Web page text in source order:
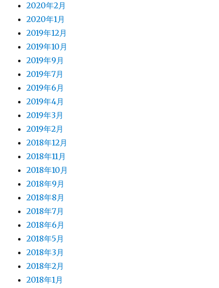
2020年2月
2020年1月
2019年12月
2019年10月
2019年9月
2019年7月
2019年6月
2019年4月
2019年3月
2019年2月
2018年12月
2018年11月
2018年10月
2018年9月
2018年8月
2018年7月
2018年6月
2018年5月
2018年3月
2018年2月
2018年1月